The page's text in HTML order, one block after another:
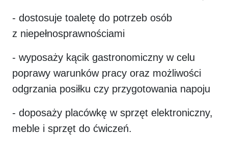
- dostosuje toaletę do potrzeb osób
z niepełnosprawnościami
- wyposaży kącik gastronomiczny w celu
poprawy warunków pracy oraz możliwości
odgrzania posiłku czy przygotowania napoju
- doposaży placówkę w sprzęt elektroniczny,
meble i sprzęt do ćwiczeń.